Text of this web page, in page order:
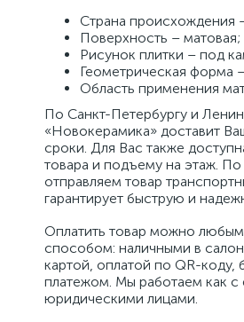
Страна происхождения
Поверхность – матовая;
Рисунок плитки – под
Геометрическая форма
Область применения
По Санкт-Петербургу и
«Новокерамика» доставит
сроки. Для Вас также
товара и подъему на этаж.
отправляем товар
гарантирует быструю и
Оплатить товар можно
способом: наличными в
картой, оплатой по QR-коду,
платежом. Мы работаем как с
юридическими лицами.